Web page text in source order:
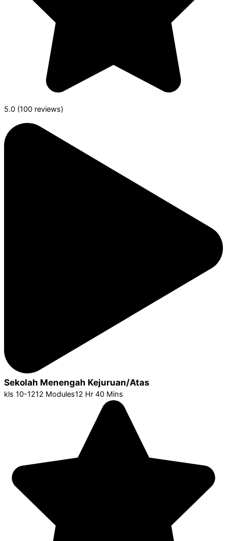
5.0 (100 reviews)
Sekolah Menengah Kejuruan/Atas
kls 10-1212 Modules12 Hr 40 Mins